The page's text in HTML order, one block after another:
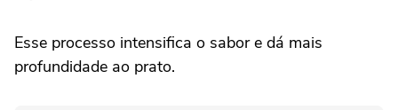
Esse processo intensifica o sabor e dá mais
profundidade ao prato.